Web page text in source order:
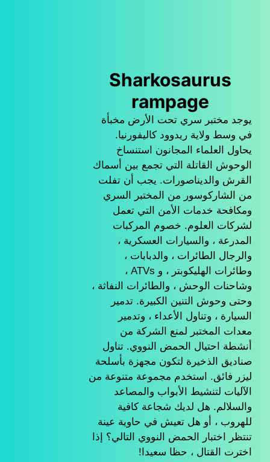
Sharkosaurus
rampage
يوجد مختبر سري تحت الأرض مخبأة
في وسط ولاية ريدوود كاليفورنيا.
يحاول العلماء المجانون استنساخ
الوحوش القاتلة التي تجمع بين أسماك
القرش والديناصورات. يجب أن تفلت
من الشاركوسور من المختبر السري
ومكافحة خدمات الأمن التي تعمل
لشركات العلوم. خصوم المركبات
المدرعة ، والسيارات العسكرية ،
والرجال الطائرات ، والدبابات ،
وطائرات الهليكوبتر ، و ATVs ،
وشاحنات الوحش ، والطائرات النفاثة ،
وحتى وحوش التنين الكبيرة. تدمير
السيارة ، وتناول الأعداء ، وتدمير
معدات المختبر لمنع الشركة من
أنشطة احتيال الحمض النووي. تناول
صناديق الذخيرة لتكون مجهزة بأسلحة
ليزر فائق. استخدم مجموعة متنوعة من
الآليات لتنشيط الأبواب والمصاعد
والسلالم. هل لديك شجاعة كافية
للهروب ، أو هل تعيش في حاوية عينة
تنتظر اختبار الحمض النووي التالي؟ إذا
اخترت القتال ، حظا سعيدا!